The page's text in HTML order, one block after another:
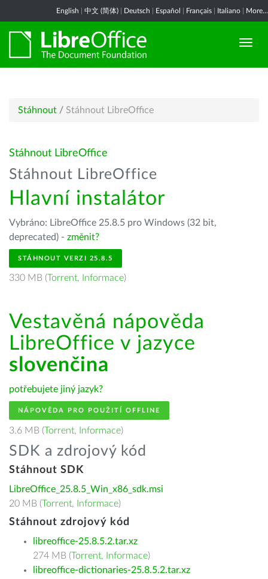
English 中文 (简体) Deutsch Español Français Italiano More...
Stáhnout / Stáhnout LibreOffice
Stáhnout LibreOffice
Stáhnout LibreOffice
Hlavní instalátor
Vybráno: LibreOffice 25.8.5 pro Windows (32 bit,
deprecated) - změnit?
STÁHNOUT VERZI 25.8.5
330 MB (Torrent, Informace)
Vestavěná nápověda
LibreOffice v jazyce
slovenčina
potřebujete jiný jazyk?
NÁPOVĚDA PRO POUŽITÍ OFFLINE
3.6 MB (Torrent, Informace)
SDK a zdrojový kód
Stáhnout SDK
LibreOffice_25.8.5_Win_x86_sdk.msi
20 MB (Torrent, Informace)
Stáhnout zdrojový kód
libreoffice-25.8.5.2.tar.xz
274 MB (Torrent, Informace)
libreoffice-dictionaries-25.8.5.2.tar.xz